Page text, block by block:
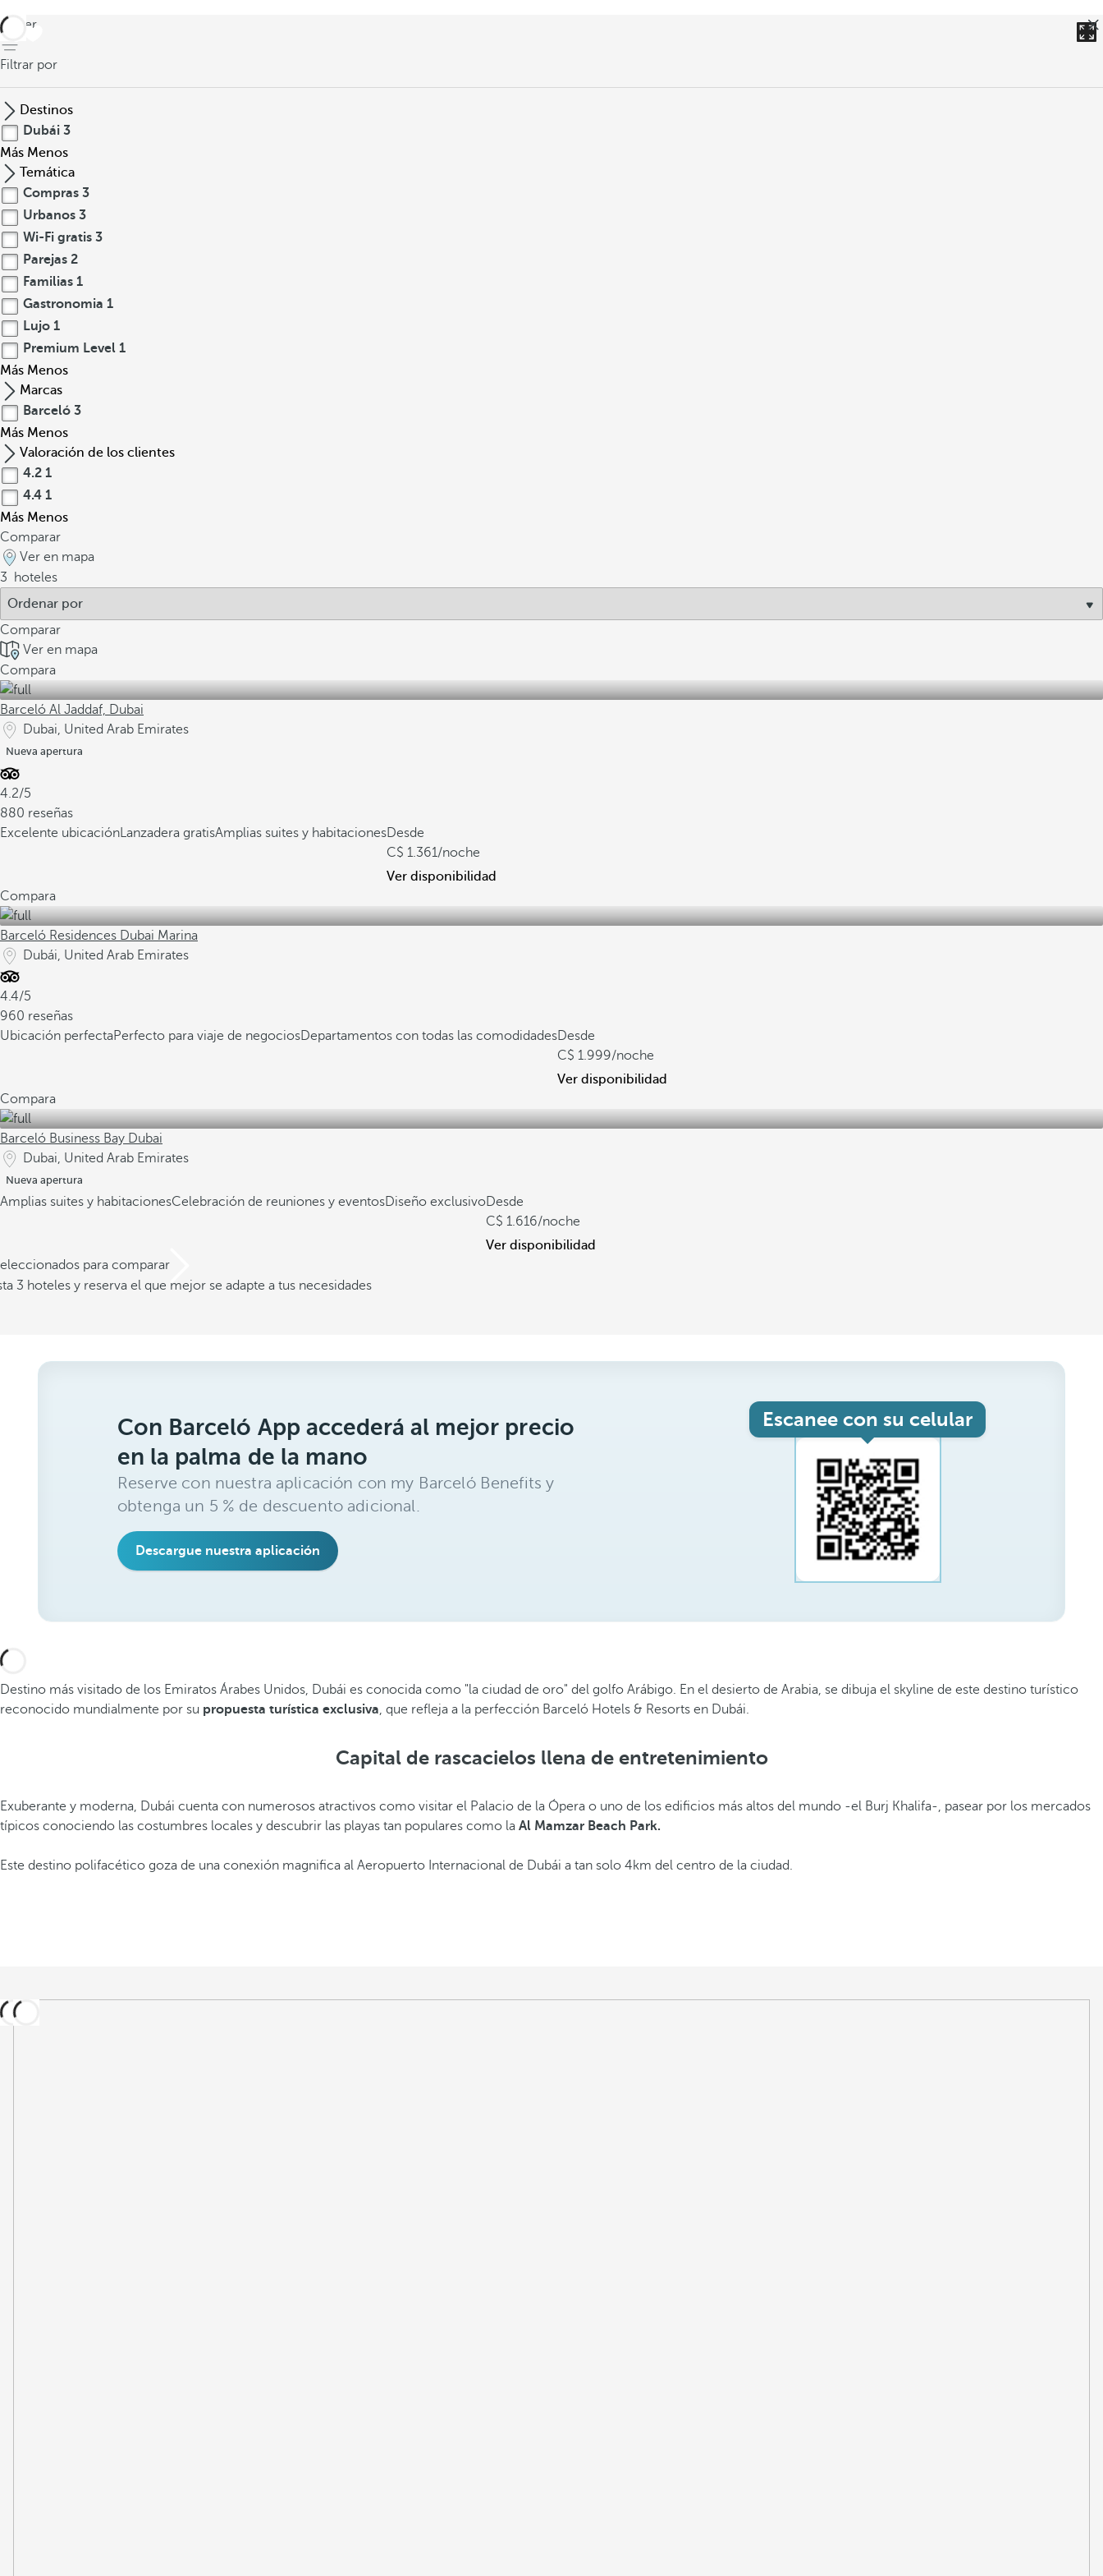
volver
Filtrar por
Destinos
Dubái 3
Más Menos
Temática
Compras 3
Urbanos 3
Wi-Fi gratis 3
Parejas 2
Familias 1
Gastronomia 1
Lujo 1
Premium Level 1
Más Menos
Marcas
Barceló 3
Más Menos
Valoración de los clientes
4.2 1
4.4 1
Más Menos
Comparar
Ver en mapa
3
hoteles
Comparar
Ver en mapa
Compara
Barceló Al Jaddaf, Dubai
Dubai, United Arab Emirates
Nueva apertura
4.2/5
880 reseñas
Excelente ubicaciónLanzadera gratisAmplias suites y habitacionesDesde
1.361/noche
Ver disponibilidad
Compara
Barceló Residences Dubai Marina
Dubái, United Arab Emirates
4.4/5
960 reseñas
Ubicación perfectaPerfecto para viaje de negociosDepartamentos con todas las comodidadesDesde
1.999/noche
Ver disponibilidad
Compara
Barceló Business Bay Dubai
Dubai, United Arab Emirates
Nueva apertura
Amplias suites y habitacionesCelebración de reuniones y eventosDiseño exclusivoDesde
1.616/noche
Ver disponibilidad
para comparar
3 hoteles y reserva el que mejor se adapte a tus necesidades
Con Barceló App accederá al mejor precio
en la palma de la mano
Reserve con nuestra aplicación con my Barceló Benefits y
obtenga un 5 % de descuento adicional.
Descargue nuestra aplicación
Escanee con su celular
Destino más visitado de los Emiratos Árabes Unidos, Dubái es conocida como "la ciudad de oro" del golfo Arábigo. En el desierto de Arabia, se dibuja el skyline de este destino turístico
reconocido mundialmente por su propuesta turística exclusiva, que refleja a la perfección Barceló Hotels & Resorts en Dubái.
Capital de rascacielos llena de entretenimiento
Exuberante y moderna, Dubái cuenta con numerosos atractivos como visitar el Palacio de la Ópera o uno de los edificios más altos del mundo -el Burj Khalifa-, pasear por los mercados
típicos conociendo las costumbres locales y descubrir las playas tan populares como la Al Mamzar Beach Park.
Este destino polifacético goza de una conexión magnifica al Aeropuerto Internacional de Dubái a tan solo 4km del centro de la ciudad.